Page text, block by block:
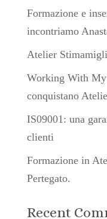
Formazione e
incontriamo
Atelier
Working With
conquistano
IS09001: una
clienti
Formazione in
Pertegato.
Recent